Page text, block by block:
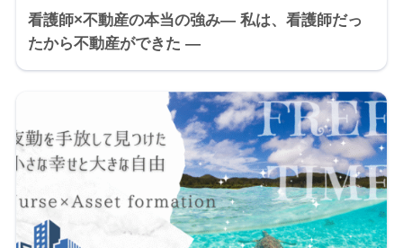
看護師×不動産の本当の強み― 私は、看護師だっ
たから不動産ができた ―